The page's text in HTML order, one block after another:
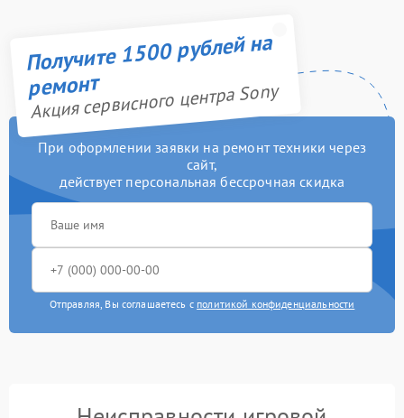
Получите 1500 рублей на
ремонт
Акция сервисного центра Sony
При оформлении заявки на ремонт техники через
сайт,
действует персональная бессрочная скидка
Отправляя, Вы соглашаетесь с политикой конфиденциальности